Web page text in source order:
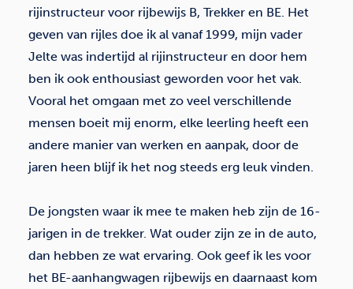
rijinstructeur voor rijbewijs B, Trekker en BE. Het
geven van rijles doe ik al vanaf 1999, mijn vader
Jelte was indertijd al rijinstructeur en door hem
ben ik ook enthousiast geworden voor het vak.
Vooral het omgaan met zo veel verschillende
mensen boeit mij enorm, elke leerling heeft een
andere manier van werken en aanpak, door de
jaren heen blijf ik het nog steeds erg leuk vinden.
De jongsten waar ik mee te maken heb zijn de 16-
jarigen in de trekker. Wat ouder zijn ze in de auto,
dan hebben ze wat ervaring. Ook geef ik les voor
het BE-aanhangwagen rijbewijs en daarnaast kom